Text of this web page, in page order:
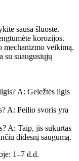
sausa šluoste.
korozijos.
mechanizmo veikimą.
su suaugusiųjų
A: Geležtės ilgis
A: Peilio svoris yra
A: Taip, jis sukurtas
didesnį saugumą.
1–7 d.d.